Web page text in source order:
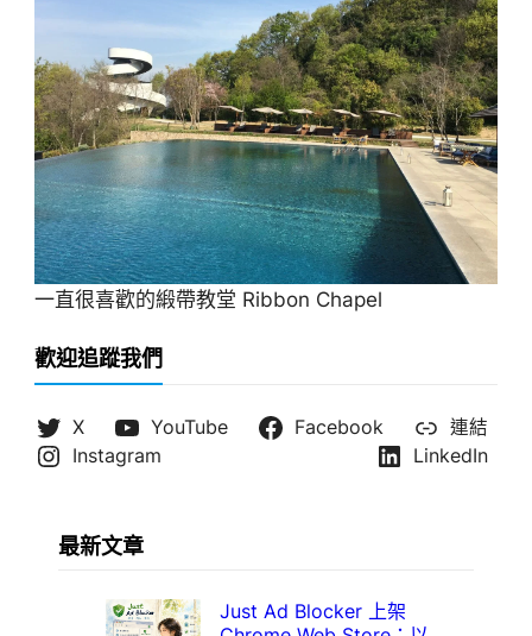
一直很喜歡的緞帶教堂 Ribbon Chapel
歡迎追蹤我們
X YouTube Facebook
連結
Instagram
LinkedIn
最新文章
Just Ad Blocker 上架